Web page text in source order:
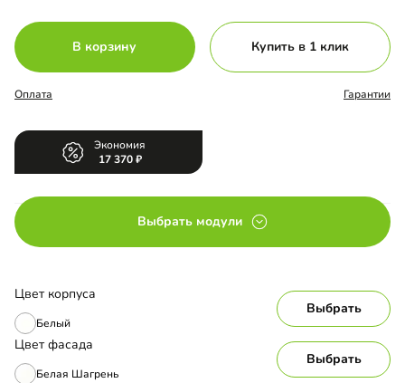
В корзину Купить в 1 клик
Оплата Гарантии
Экономия
17 370
Выбрать модули
Цвет корпуса
Белый
Выбрать
Цвет фасада
Белая Шагрень
Выбрать